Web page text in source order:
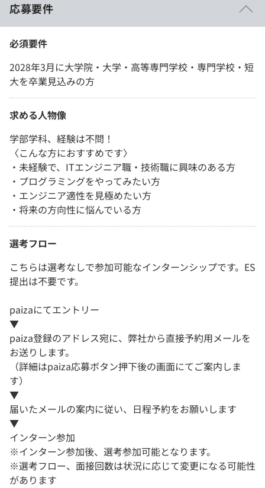
応募要件
必須要件
2028年3月に大学院・大学・高等専門学校・専門学校・短
大を卒業見込みの方
求める人物像
学部学科、経験は不問！
〈こんな方におすすめです〉
・未経験で、ITエンジニア職・技術職に興味のある方
・プログラミングをやってみたい方
・エンジニア適性を見極めたい方
・将来の方向性に悩んでいる方
選考フロー
こちらは選考なしで参加可能なインターンシップです。ES
提出は不要です。
paizaにてエントリー
▼
paiza登録のアドレス宛に、弊社から直接予約用メールを
お送りします。
（詳細はpaiza応募ボタン押下後の画面にてご案内しま
す）
▼
届いたメールの案内に従い、日程予約をお願いします
▼
インターン参加
※インターン参加後、選考参加可能となります。
※選考フロー、面接回数は状況に応じて変更になる可能性
があります